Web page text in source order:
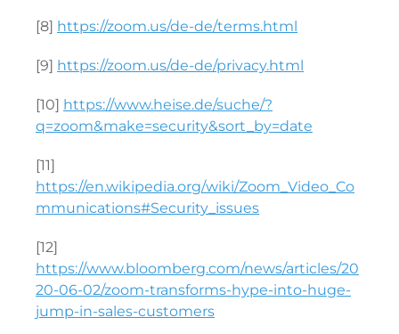
[8] https://zoom.us/de-de/terms.html
[9] https://zoom.us/de-de/privacy.html
[10] https://www.heise.de/suche/?
q=zoom&make=security&sort_by=date
[11]
https://en.wikipedia.org/wiki/Zoom_Video_Co
mmunications#Security_issues
[12]
https://www.bloomberg.com/news/articles/20
20-06-02/zoom-transforms-hype-into-huge-
jump-in-sales-customers